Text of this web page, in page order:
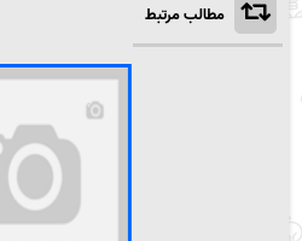
مطالب مرتبط